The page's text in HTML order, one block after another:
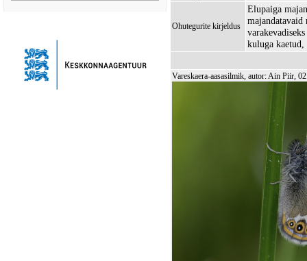
Ohutegurite kirjeldus
Elupaiga
kuluga
Vareskaera-aasasilmik, autor: Ain Piir,